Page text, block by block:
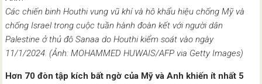
Các chiến binh Houthi vung vũ khí và hô khẩu hiệu chống Mỹ và
chống Israel trong cuộc tuần hành đoàn kết với người dân
Palestine ở thủ đô Sanaa do Houthi kiểm soát vào ngày
11/1/2024. (Ảnh: MOHAMMED HUWAIS/AFP via Getty Images)
Hơn 70 đòn tập kích bất ngờ của Mỹ và Anh khiến ít nhất 5